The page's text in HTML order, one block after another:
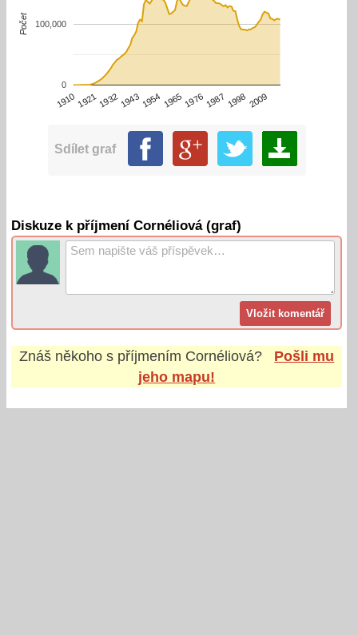
1910 1921193219431954 1965 1976 1987 19982009
0
100,000
Počet
Sdílet graf
Diskuze k příjmení Cornéliová (graf)
Znáš někoho s příjmením Cornéliová?
Pošli mu
jeho mapu!